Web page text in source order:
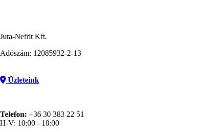
Juta-Nefrit Kft.
Adószám: 12085932-2-13
Üzleteink
Telefon: +36 30 383 22 51
H-V: 10:00 - 18:00